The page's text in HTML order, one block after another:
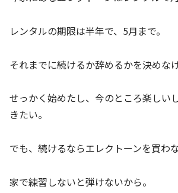
レンタルの期限は半年で、5月まで。
それまでに続けるか辞めるかを決めな
せっかく始めたし、今のところ楽しい
きたい。
でも、続けるならエレクトーンを買わ
家で練習しないと弾けないから。